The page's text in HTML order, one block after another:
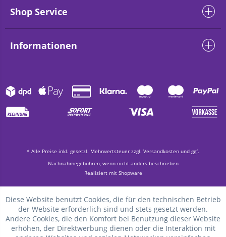
Shop Service
Informationen
* Alle Preise inkl. gesetzl. Mehrwertsteuer zzgl. Versandkosten und ggf.
Nachnahmegebühren, wenn nicht anders beschrieben
Realisiert mit Shopware
Diese Website benutzt Cookies, die für den technischen Betrieb
der Website erforderlich sind und stets gesetzt werden.
Andere Cookies, die den Komfort bei Benutzung dieser Website
erhöhen, der Direktwerbung dienen oder die Interaktion mit